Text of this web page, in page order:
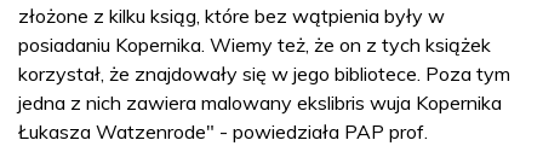
złożone z kilku ksiąg, które bez wątpienia były w
posiadaniu Kopernika. Wiemy też, że on z tych książek
korzystał, że znajdowały się w jego bibliotece. Poza tym
jedna z nich zawiera malowany ekslibris wuja Kopernika
Łukasza Watzenrode" - powiedziała PAP prof.